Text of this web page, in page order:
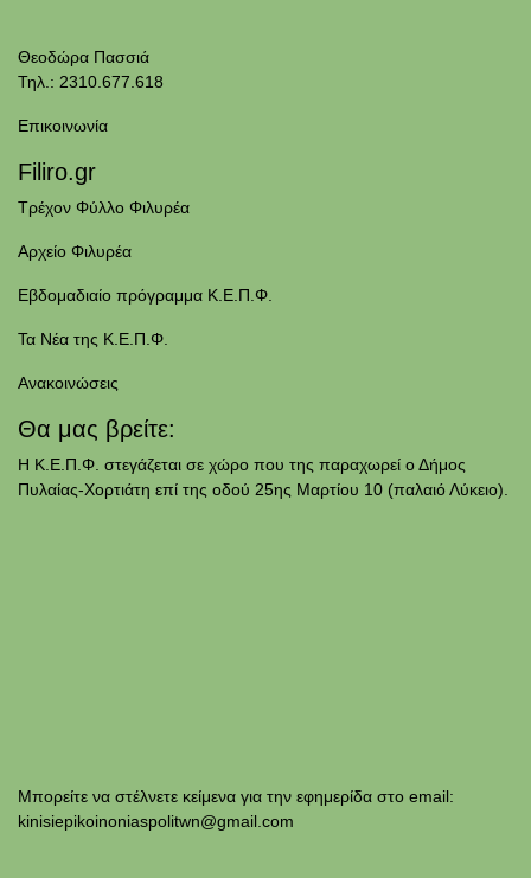
Θεοδώρα Πασσιά
Τηλ.: 2310.677.618
Επικοινωνία
Filiro.gr
Τρέχον Φύλλο Φιλυρέα
Αρχείο Φιλυρέα
Εβδομαδιαίο πρόγραμμα Κ.Ε.Π.Φ.
Τα Νέα της Κ.Ε.Π.Φ.
Ανακοινώσεις
Θα μας βρείτε:
Η Κ.Ε.Π.Φ. στεγάζεται σε χώρο που της παραχωρεί ο Δήμος
Πυλαίας-Χορτιάτη επί της οδού 25ης Μαρτίου 10 (παλαιό Λύκειο).
Μπορείτε να στέλνετε κείμενα για την εφημερίδα στο email:
kinisiepikoinoniaspolitwn@gmail.com